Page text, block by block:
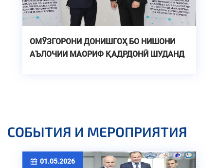
ОМӮЗГОРОНИ ДОНИШГОҲ БО НИШОНИ
АЪЛОЧИИ МАОРИФ ҚАДРДОНӢ ШУДАНД
СОБЫТИЯ И МЕРОПРИЯТИЯ
01.05.2026